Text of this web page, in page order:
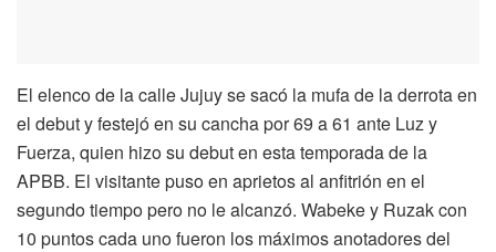
El elenco de la calle Jujuy se sacó la mufa de la derrota en
el debut y festejó en su cancha por 69 a 61 ante Luz y
Fuerza, quien hizo su debut en esta temporada de la
APBB. El visitante puso en aprietos al anfitrión en el
segundo tiempo pero no le alcanzó. Wabeke y Ruzak con
10 puntos cada uno fueron los máximos anotadores del